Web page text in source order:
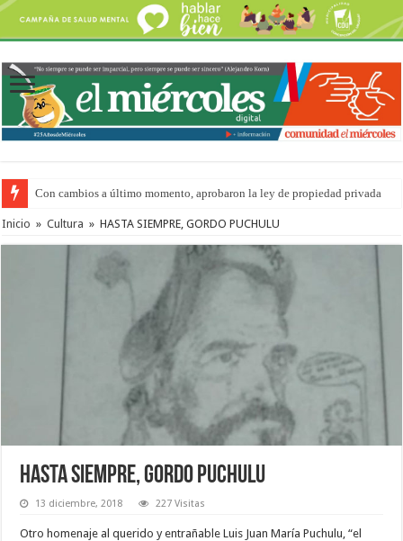
Con cambios a último momento, aprobaron la ley de propiedad privada
Del viernes 7 al domingo 9 de agosto: la agenda ¿A dónde ir? para este
Inicio » Cultura » HASTA SIEMPRE, GORDO PUCHULU
HASTA SIEMPRE, GORDO PUCHULU
13 diciembre, 2018 227 Visitas
Otro homenaje al querido y entrañable Luis Juan María Puchulu, “el